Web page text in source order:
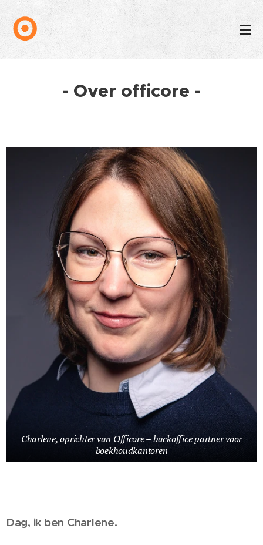
- Over officore -
Charlene, oprichter van Officore – backoffice partner voor
boekhoudkantoren
Dag, ik ben Charlene.